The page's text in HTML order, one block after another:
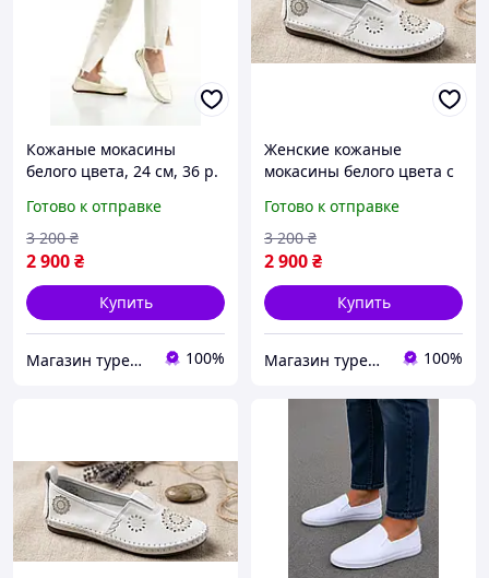
Кожаные мокасины
белого цвета, 24 см, 36 р.
Готово к отправке
2 900₴
3 200 ₴
Купить
Магазин турецких товаров "ЭМИНЕ" 100%
Женские кожаные
мокасины белого цвета с
Готово к отправке
2 900₴
3 200 ₴
Купить
Магазин турецких товаров "ЭМИНЕ" 100%